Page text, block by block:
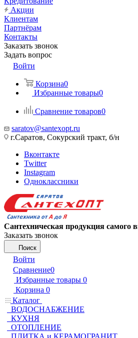
Акции
Клиентам
Партнёрам
Контакты
Заказать звонок
Задать вопрос
Войти
Корзина0
Избранные товары0
Сравнение товаров0
saratov@santexopt.ru
г.Саратов, Сокурский тракт, б/н
Вконтакте
Twitter
Instagram
Одноклассники
Сантехническая продукция самого
Заказать звонок
Поиск
Войти
Сравнение0
Избранные товары 0
Корзина 0
Каталог
ВОДОСНАБЖЕНИЕ
КУХНЯ
ОТОПЛЕНИЕ
ПЛИТКА и КЕРАМОГРАНИТ